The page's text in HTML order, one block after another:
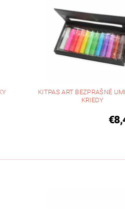
KITPAS ART BEZPRAŠNÉ
KRIEDY